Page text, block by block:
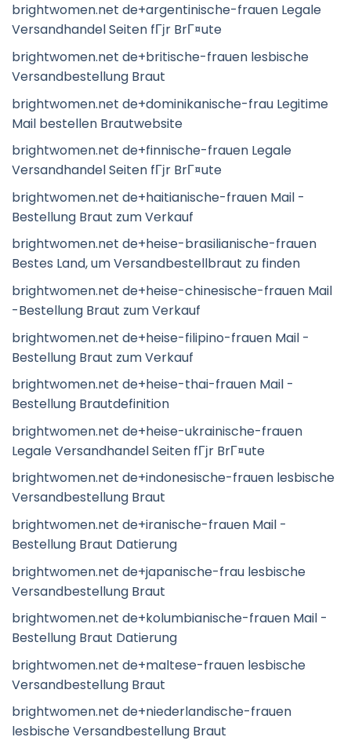
brightwomen.net de+argentinische-frauen Legale
Versandhandel Seiten fГјr BrГ¤ute
brightwomen.net de+britische-frauen lesbische
Versandbestellung Braut
brightwomen.net de+dominikanische-frau Legitime
Mail bestellen Brautwebsite
brightwomen.net de+finnische-frauen Legale
Versandhandel Seiten fГјr BrГ¤ute
brightwomen.net de+haitianische-frauen Mail -
Bestellung Braut zum Verkauf
brightwomen.net de+heise-brasilianische-frauen
Bestes Land, um Versandbestellbraut zu finden
brightwomen.net de+heise-chinesische-frauen Mail
-Bestellung Braut zum Verkauf
brightwomen.net de+heise-filipino-frauen Mail -
Bestellung Braut zum Verkauf
brightwomen.net de+heise-thai-frauen Mail -
Bestellung Brautdefinition
brightwomen.net de+heise-ukrainische-frauen
Legale Versandhandel Seiten fГјr BrГ¤ute
brightwomen.net de+indonesische-frauen lesbische
Versandbestellung Braut
brightwomen.net de+iranische-frauen Mail -
Bestellung Braut Datierung
brightwomen.net de+japanische-frau lesbische
Versandbestellung Braut
brightwomen.net de+kolumbianische-frauen Mail -
Bestellung Braut Datierung
brightwomen.net de+maltese-frauen lesbische
Versandbestellung Braut
brightwomen.net de+niederlandische-frauen
lesbische Versandbestellung Braut